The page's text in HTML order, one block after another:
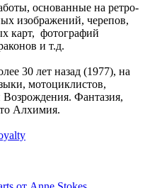
основанные на ретро-
изображений, черепов,
карт, фотографий
и т.д.
30 лет назад (1977), на
мотоциклистов,
Возрождения. Фантазия,
Алхимия.